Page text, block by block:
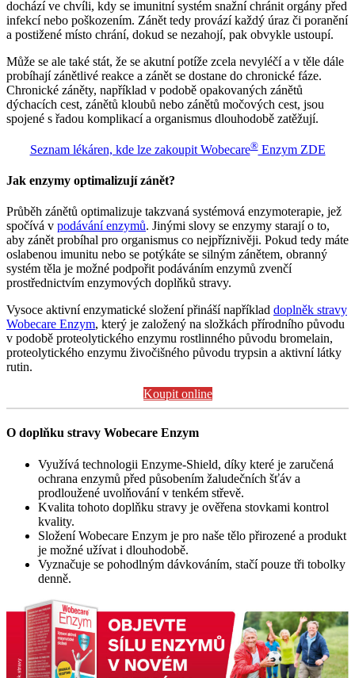
dochází ve chvíli, kdy se imunitní systém snažní chránit orgány před
infekcí nebo poškozením. Zánět tedy provází každý úraz či poranění
a postižené místo chrání, dokud se nezahojí, pak obvykle ustoupí.
Může se ale také stát, že se akutní potíže zcela nevyléčí a v těle dále
probíhají zánětlivé reakce a zánět se dostane do chronické fáze.
Chronické záněty, například v podobě opakovaných zánětů
dýchacích cest, zánětů kloubů nebo zánětů močových cest, jsou
spojené s řadou komplikací a organismus dlouhodobě zatěžují.
Seznam lékáren, kde lze zakoupit Wobecare®Enzym ZDE
Jak enzymy optimalizují zánět?
Průběh zánětů optimalizuje takzvaná systémová enzymoterapie, jež
spočívá v podávání enzymů. Jinými slovy se enzymy starají o to,
aby zánět probíhal pro organismus co nejpříznivěji. Pokud tedy máte
oslabenou imunitu nebo se potýkáte se silným zánětem, obranný
systém těla je možné podpořit podáváním enzymů zvenčí
prostřednictvím enzymových doplňků stravy.
Vysoce aktivní enzymatické složení přináší například doplněk stravy
Wobecare Enzym, který je založený na složkách přírodního původu
v podobě proteolytického enzymu rostlinného původu bromelain,
proteolytického enzymu živočišného původu trypsin a aktivní látky
rutin.
Koupit online
O doplňku stravy Wobecare Enzym
Využívá technologii Enzyme-Shield, díky které je zaručená
ochrana enzymů před působením žaludečních šťáv a
prodloužené uvolňování v tenkém střevě.
Kvalita tohoto doplňku stravy je ověřena stovkami kontrol
kvality.
Složení Wobecare Enzym je pro naše tělo přirozené a produkt
je možné užívat i dlouhodobě.
Vyznačuje se pohodlným dávkováním, stačí pouze tři tobolky
denně.